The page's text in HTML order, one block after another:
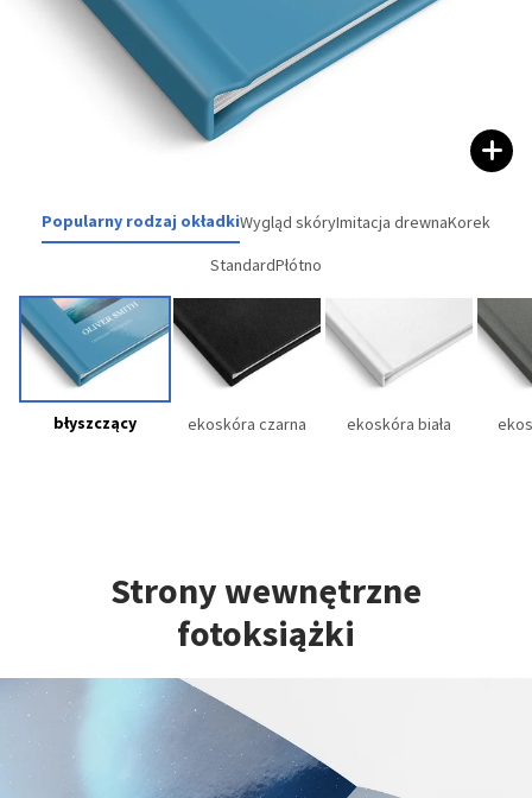
Popularny rodzaj okładkiWygląd skóryImitacja drewnaKorek
StandardPłótno
błyszczący ekoskóra czarna ekoskóra biała
Strony wewnętrzne
fotoksiążki